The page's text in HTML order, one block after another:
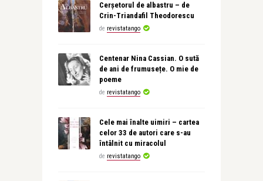
Cerșetorul de albastru – de
Crin-Triandafil Theodorescu
de revistatango
Centenar Nina Cassian. O sută
de ani de frumusețe. O mie de
poeme
de revistatango
Cele mai înalte uimiri – cartea
celor 33 de autori care s-au
întâlnit cu miracolul
de revistatango